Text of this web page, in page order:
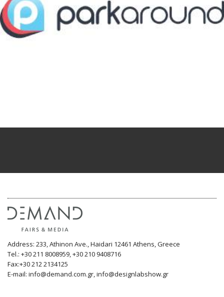
Address: 233, Athinon Ave., Haidari 12461 Athens, Greece
Tel.: +30 211 8008959, +30 210 9408716
Fax:+30 212 2134125
E-mail: info@demand.com.gr, info@designlabshow.gr